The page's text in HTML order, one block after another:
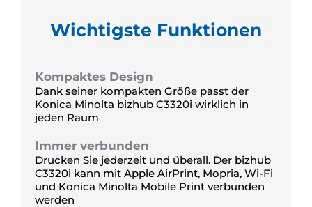
Wichtigste Funktionen
Kompaktes Design
Dank seiner kompakten Größe passt der
Konica Minolta bizhub C3320i wirklich in
jeden Raum
Immer verbunden
Drucken Sie jederzeit und überall. Der bizhub
C3320i kann mit Apple AirPrint, Mopria, Wi-Fi
und Konica Minolta Mobile Print verbunden
werden